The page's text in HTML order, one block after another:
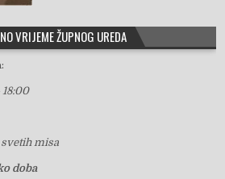
VRIJEME ŽUPNOG UREDA
:
misa
doba